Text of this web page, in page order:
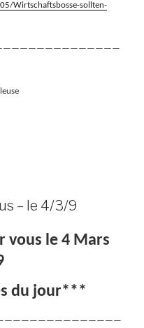
Wirtschaftsbosse-sollten-
– le 4/3/9
vous le 4 Mars
du jour***